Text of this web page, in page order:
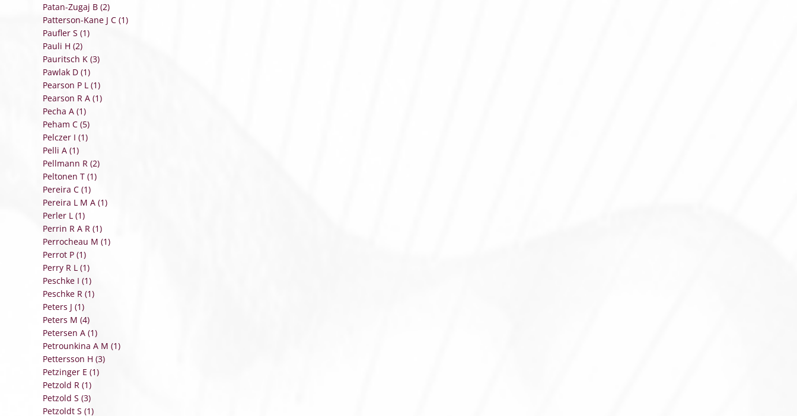
Patan-Zugaj B (2)
Patterson-Kane J C (1)
Paufler S (1)
Pauli H (2)
Pauritsch K (3)
Pawlak D (1)
Pearson P L (1)
Pearson R A (1)
Pecha A (1)
Peham C (5)
Pelczer I (1)
Pelli A (1)
Pellmann R (2)
Peltonen T (1)
Pereira C (1)
Pereira L M A (1)
Perler L (1)
Perrin R A R (1)
Perrocheau M (1)
Perrot P (1)
Perry R L (1)
Peschke I (1)
Peschke R (1)
Peters J (1)
Peters M (4)
Petersen A (1)
Petrounkina A M (1)
Pettersson H (3)
Petzinger E (1)
Petzold R (1)
Petzold S (3)
Petzoldt S (1)